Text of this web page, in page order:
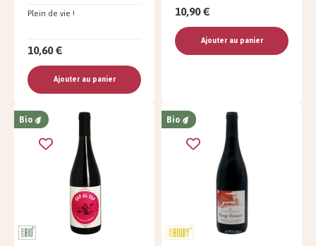
Plein de vie !
10,60 €
Ajouter au panier
10,90 €
Ajouter au panier
Bio Bio